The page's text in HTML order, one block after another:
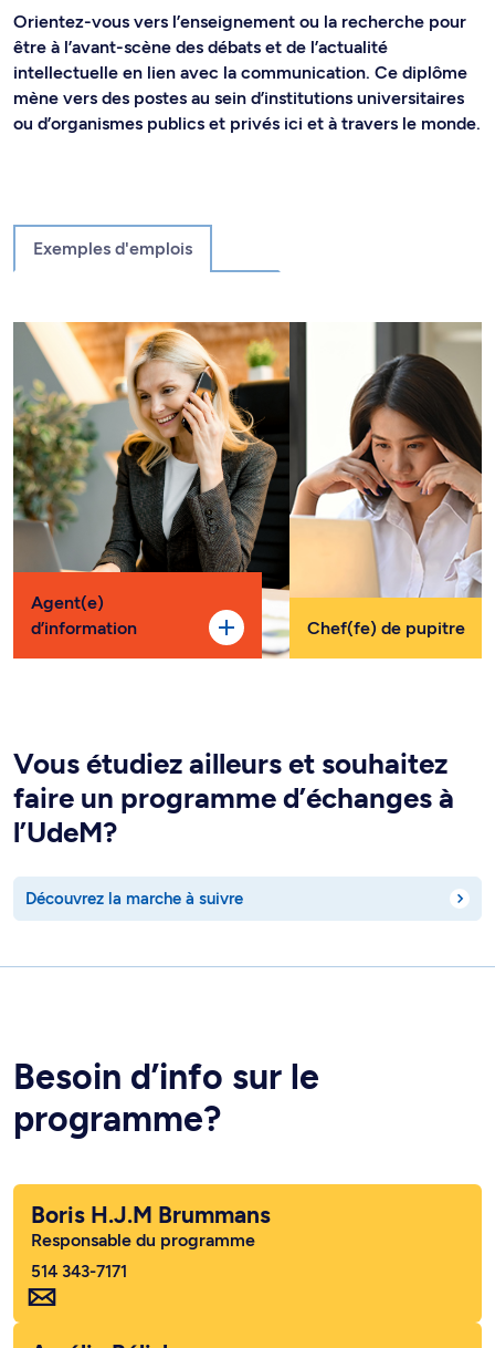
Orientez-vous vers l’enseignement ou la recherche pour
être à l’avant-scène des débats et de l’actualité
intellectuelle en lien avec la communication. Ce diplôme
mène vers des postes au sein d’institutions universitaires
ou d’organismes publics et privés ici et à travers le monde.
Exemples d'emplois
Agent(e)
d’information
Chef(fe) de pupitre
Vous étudiez ailleurs et souhaitez
faire un programme d’échanges à
l’UdeM?
Découvrez la marche à suivre
Besoin d’info sur le
programme?
Boris H.J.M Brummans
Responsable du programme
514 343-7171